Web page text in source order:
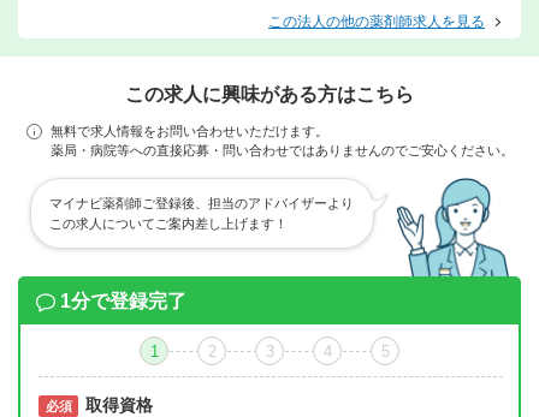
この法人の他の薬剤師求人を見る
この求人に興味がある方はこちら
無料で求人情報をお問い合わせいただけます。
薬局・病院等への直接応募・問い合わせではありませんのでご安心ください。
マイナビ薬剤師ご登録後、担当のアドバイザーより
この求人についてご案内差し上げます！
1分で登録完了
1 2 3 4 5
必須 取得資格